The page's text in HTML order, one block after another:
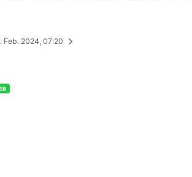
Feb. 2024, 07:20